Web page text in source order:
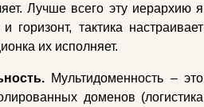
Лучше всего эту иерархию я
горизонт, тактика настраивает
их исполняет.
Мультидоменность – это
доменов (логистика